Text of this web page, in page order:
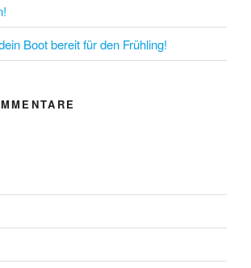
Boot bereit für den Frühling!